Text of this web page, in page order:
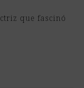
que fascinó